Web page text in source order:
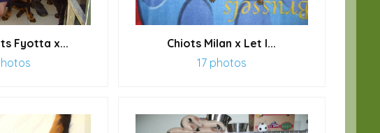
Fyotta x...
Chiots Milan x Let l...
17 photos